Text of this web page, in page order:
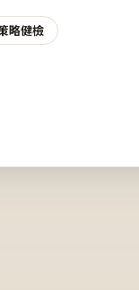
略健檢